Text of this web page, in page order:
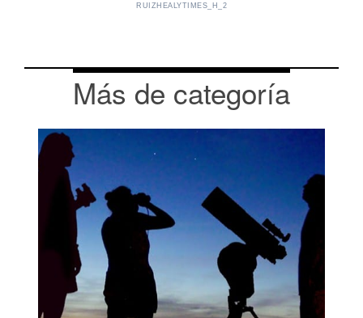
RUIZHEALYTIMES_H_2
Más de categoría